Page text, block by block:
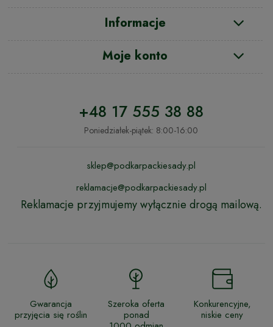
Informacje
Moje konto
+48 17 555 38 88
Poniedziałek-piątek: 8:00-16:00
sklep@podkarpackiesady.pl
reklamacje@podkarpackiesady.pl
Reklamacje przyjmujemy wyłącznie drogą mailową.
Gwarancja
przyjęcia się roślin
Szeroka oferta
ponad
Konkurencyjne,
niskie ceny